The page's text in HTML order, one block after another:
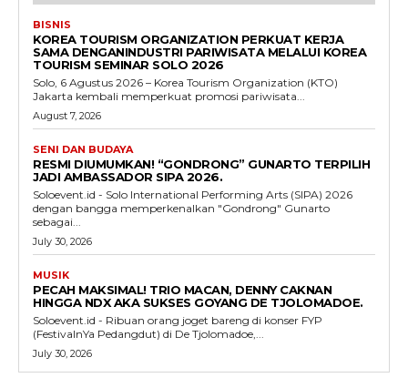
BISNIS
KOREA TOURISM ORGANIZATION PERKUAT KERJA
SAMA DENGANINDUSTRI PARIWISATA MELALUI KOREA
TOURISM SEMINAR SOLO 2026
Solo, 6 Agustus 2026 – Korea Tourism Organization (KTO)
Jakarta kembali memperkuat promosi pariwisata...
August 7, 2026
SENI DAN BUDAYA
RESMI DIUMUMKAN! “GONDRONG” GUNARTO TERPILIH
JADI AMBASSADOR SIPA 2026.
Soloevent.id - Solo International Performing Arts (SIPA) 2026
dengan bangga memperkenalkan "Gondrong" Gunarto
sebagai...
July 30, 2026
MUSIK
PECAH MAKSIMAL! TRIO MACAN, DENNY CAKNAN
HINGGA NDX AKA SUKSES GOYANG DE TJOLOMADOE.
Soloevent.id - Ribuan orang joget bareng di konser FYP
(FestivalnYa Pedangdut) di De Tjolomadoe,...
July 30, 2026